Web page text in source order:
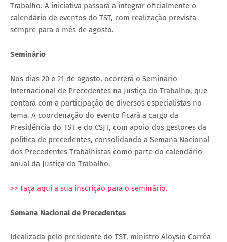
Trabalho. A iniciativa passará a integrar oficialmente o
calendário de eventos do TST, com realização prevista
sempre para o mês de agosto.
Seminário
Nos dias 20 e 21 de agosto, ocorrerá o Seminário
Internacional de Precedentes na Justiça do Trabalho, que
contará com a participação de diversos especialistas no
tema. A coordenação do evento ficará a cargo da
Presidência do TST e do CSJT, com apoio dos gestores da
política de precedentes, consolidando a Semana Nacional
dos Precedentes Trabalhistas como parte do calendário
anual da Justiça do Trabalho.
>> Faça aqui a sua inscrição para o seminário.
Semana Nacional de Precedentes
Idealizada pelo presidente do TST, ministro Aloysio Corrêa